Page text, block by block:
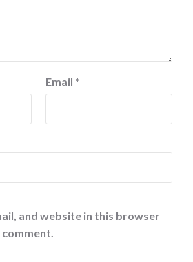
Email *
and website in this browser